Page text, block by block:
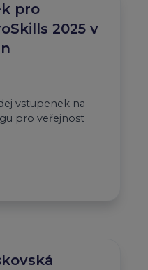
pro
2025 v
vstupenek na
pro veřejnost